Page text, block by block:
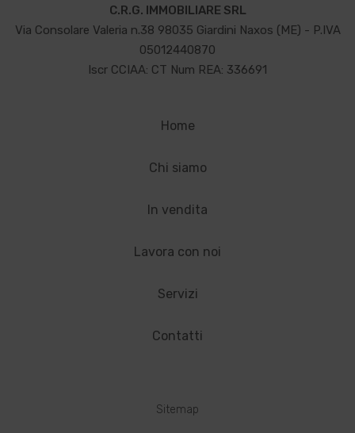
C.R.G. IMMOBILIARE SRL
Via Consolare Valeria n.38 98035 Giardini Naxos (ME) - P.IVA
05012440870
Iscr CCIAA: CT Num REA: 336691
Home
Chi siamo
In vendita
Lavora con noi
Servizi
Contatti
Sitemap